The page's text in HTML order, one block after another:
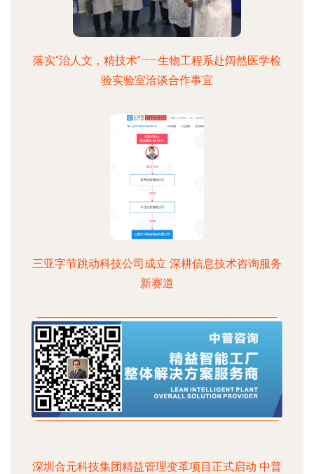
落实“治人文，精技术”——生物工程系赴阔然医学检
验实验室洽谈合作事宜
三亚字节跳动科技公司成立 深耕信息技术咨询服务
新赛道
深圳合元科技集团精益管理变革项目正式启动 中普